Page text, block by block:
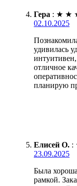
Гера : ★ ★
02.10.2025
удивилась
отличное
планирую
Елисей О. :
23.09.2025
Была
рамкой.